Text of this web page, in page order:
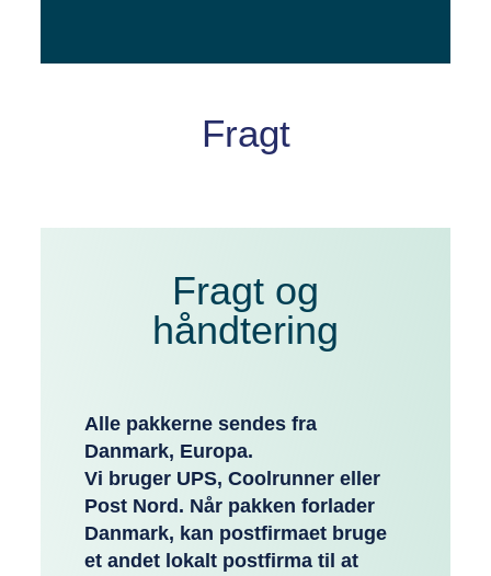
Fragt
Fragt og
håndtering
Alle pakkerne sendes fra
Danmark, Europa.
Vi bruger UPS, Coolrunner eller
Post Nord. Når pakken forlader
Danmark, kan postfirmaet bruge
et andet lokalt postfirma til at